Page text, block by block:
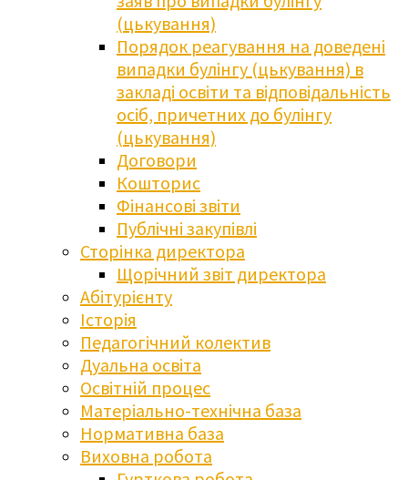
(цькування)
Порядок реагування на доведені
випадки булінгу (цькування) в
закладі освіти та відповідальність
осіб, причетних до булінгу
(цькування)
Договори
Кошторис
Фінансові звіти
Публічні закупівлі
Сторінка директора
Щорічний звіт директора
Абітурієнту
Історія
Педагогічний колектив
Дуальна освіта
Освітній процес
Матеріально-технічна база
Нормативна база
Виховна робота